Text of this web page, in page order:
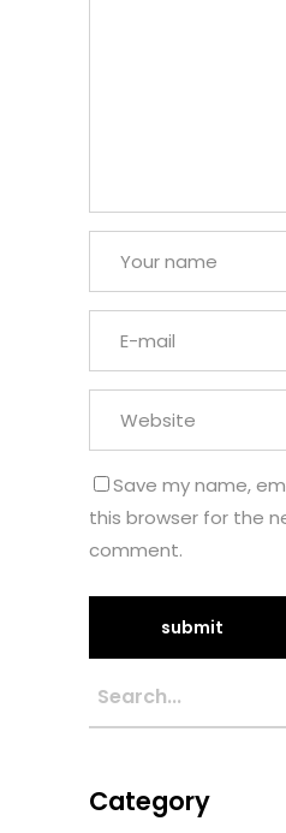
Save my name,
this browser for the
comment.
Category